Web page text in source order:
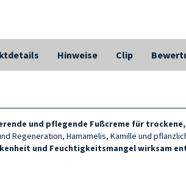
Hinweise Clip
und pflegende Fußcreme für
Regeneration, Hamamelis, Kamille und
und Feuchtigkeitsmangel wirksam